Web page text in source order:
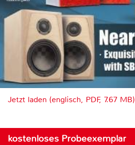
Jetzt laden (englisch, PDF, 7.67 MB)
kostenloses Probeexemplar